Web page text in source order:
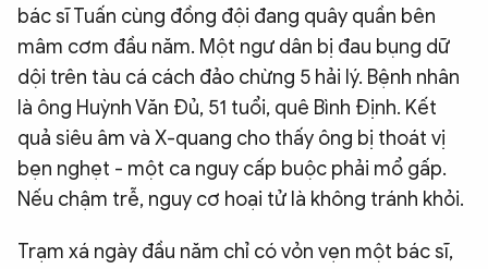
bác sĩ Tuấn cùng đồng đội đang quây quần bên
mâm cơm đầu năm. Một ngư dân bị đau bụng dữ
dội trên tàu cá cách đảo chừng 5 hải lý. Bệnh nhân
là ông Huỳnh Văn Đủ, 51 tuổi, quê Bình Định. Kết
quả siêu âm và X-quang cho thấy ông bị thoát vị
bẹn nghẹt - một ca nguy cấp buộc phải mổ gấp.
Nếu chậm trễ, nguy cơ hoại tử là không tránh khỏi.
Trạm xá ngày đầu năm chỉ có vỏn vẹn một bác sĩ,